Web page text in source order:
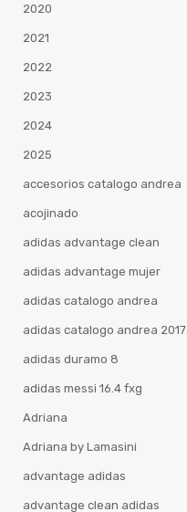
2020
2021
2022
2023
2024
2025
accesorios catalogo andrea
acojinado
adidas advantage clean
adidas advantage mujer
adidas catalogo andrea
adidas catalogo andrea 2017
adidas duramo 8
adidas messi 16.4 fxg
Adriana
Adriana by Lamasini
advantage adidas
advantage clean adidas